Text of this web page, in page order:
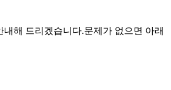
내해 드리겠습니다.문제가 없으면 아래